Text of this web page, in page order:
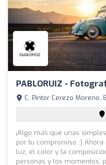
PABLORUIZ -
C. Pintor Cerezo Moreno,
¡Algo más que unas
por tu compromiso :)
luz, el color y la
personas y los momentos,